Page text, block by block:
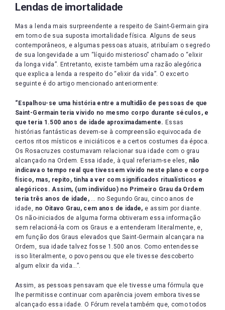
Lendas de imortalidade
Mas a lenda mais surpreendente a respeito de Saint-Germain gira
em torno de sua suposta imortalidade física. Alguns de seus
contemporâneos, e algumas pessoas atuais, atribuíam o segredo
de sua longevidade a um “líquido misterioso” chamado o “elixir
da longa vida”. Entretanto, existe também uma razão alegórica
que explica a lenda a respeito do “elixir da vida”. O excerto
seguinte é do artigo mencionado anteriormente:
“Espalhou-se uma história entre a multidão de pessoas de que
Saint-Germain teria vivido no mesmo corpo durante séculos, e
que teria 1.500 anos de idade aproximadamente. Essas
histórias fantásticas devem-se à compreensão equivocada de
certos ritos místicos e iniciáticos e a certos costumes da época.
Os Rosacruzes costumavam relacionar sua idade com o grau
alcançado na Ordem. Essa idade, à qual referiam-se eles, não
indicava o tempo real que tivessem vivido neste plano e corpo
físico, mas, repito, tinha a ver com significados ritualísticos e
alegóricos. Assim, (um indivíduo) no Primeiro Grau da Ordem
teria três anos de idade, … no Segundo Grau, cinco anos de
idade, no Oitavo Grau, cem anos de idade, e assim por diante.
Os não-iniciados de alguma forma obtiveram essa informação
sem relacioná-la com os Graus e a entenderam literalmente, e,
em função dos Graus elevados que Saint-Germain alcançara na
Ordem, sua idade talvez fosse 1.500 anos. Como entendesse
isso literalmente, o povo pensou que ele tivesse descoberto
algum elixir da vida…”.
Assim, as pessoas pensavam que ele tivesse uma fórmula que
lhe permitisse continuar com aparência jovem embora tivesse
alcançado essa idade. O Fórum revela também que, como todos